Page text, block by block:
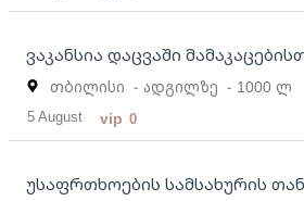
ვაკანსია დაცვაში
თბილისი - ადგილზე - 1000 ლ
5 August vip 0
უსაფრთხოების სამსახურის